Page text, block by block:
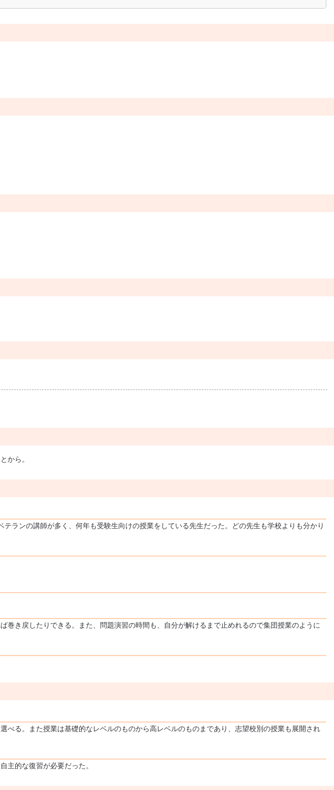
から。
ランの講師が多く、何年も受験生向けの授業をしている先生だった。どの先生も学校よりも分かり
き戻したりできる。また、問題演習の時間も、自分が解けるまで止めれるので集団授業のように
る。また授業は基礎的なレベルのものから高レベルのものまであり、志望校別の授業も展開され
主的な復習が必要だった。